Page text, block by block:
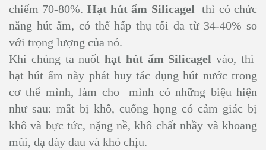
chiếm 70-80%. Hạt hút ẩm Silicagel thì có chức
năng hút ẩm, có thể hấp thụ tối đa từ 34-40% so
với trọng lượng của nó.
Khi chúng ta nuốthạt hút ẩm Silicagel vào, thì
hạt hút ẩm này phát huy tác dụng hút nước trong
cơ thể mình, làm cho mình có những biệu hiện
như sau: mắt bị khô, cuống họng có cảm giác bị
khô và bực tức, nặng nề, khô chất nhầy và khoang
mũi, dạ dày đau và khó chịu.